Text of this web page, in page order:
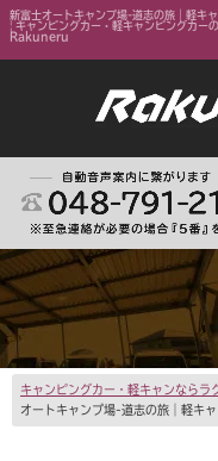
新富士オートキャンプ場-道志の旅｜軽キ
| キャンピングカー・軽キャンピングカー
Rakuneru
キャンピングカー・軽キャンならラ
オートキャンプ場-道志の旅｜軽キ